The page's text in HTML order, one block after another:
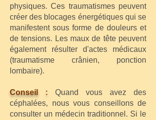
physiques. Ces traumatismes peuvent
créer des blocages énergétiques qui se
manifestent sous forme de douleurs et
de tensions. Les maux de tête peuvent
également résulter d'actes médicaux
(traumatisme crânien, ponction
lombaire).
Conseil :
Quand vous avez des
céphalées, nous vous conseillons de
consulter un médecin traditionnel. Si le